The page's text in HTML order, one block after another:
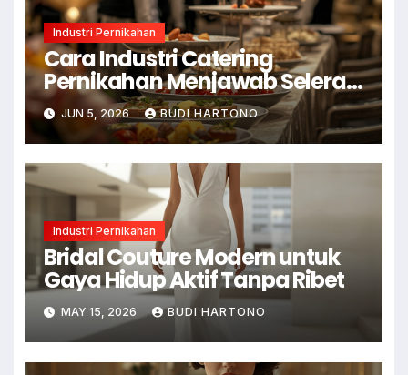
Industri Pernikahan
Cara Industri Catering
Pernikahan Menjawab Selera
Modern
JUN 5, 2026 BUDI HARTONO
Industri Pernikahan
Bridal Couture Modern untuk
Gaya Hidup Aktif Tanpa Ribet
MAY 15, 2026 BUDI HARTONO